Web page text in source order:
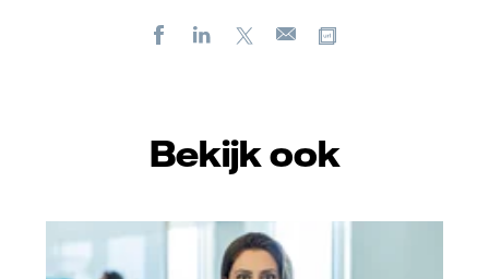
FacebookLinkedIn
E-
Bekijk ook